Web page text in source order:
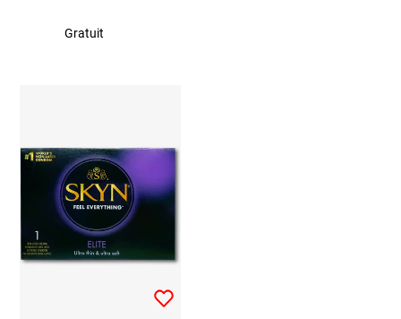
Gratuit